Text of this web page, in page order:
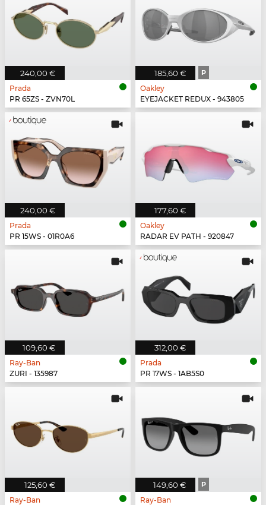
240,00 €
Prada
PR 65ZS - ZVN70L
185,60 € P
Oakley
EYEJACKET REDUX - 943805
240,00 €
Prada
PR 15WS - 01R0A6
177,60 €
Oakley
RADAR EV PATH - 920847
109,60 €
Ray-Ban
ZURI - 135987
312,00 €
Prada
PR 17WS - 1AB5S0
125,60 €
Ray-Ban
149,60 € P
Ray-Ban